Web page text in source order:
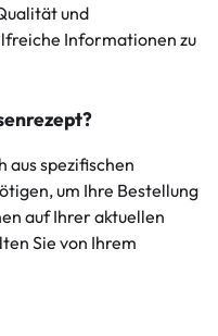
und
Informationen zu
aus spezifischen
um Ihre Bestellung
auf Ihrer aktuellen
Sie von Ihrem